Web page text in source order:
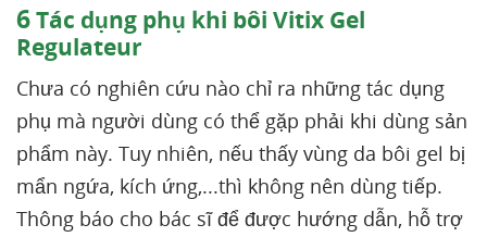
6Tác dụng phụ khi bôi Vitix Gel
Regulateur
Chưa có nghiên cứu nào chỉ ra những tác dụng
phụ mà người dùng có thể gặp phải khi dùng sản
phẩm này. Tuy nhiên, nếu thấy vùng da bôi gel bị
mẩn ngứa, kích ứng,...thì không nên dùng tiếp.
Thông báo cho bác sĩ để được hướng dẫn, hỗ trợ